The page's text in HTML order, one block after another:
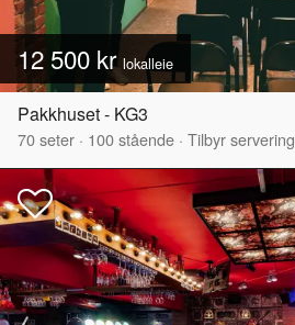
12 500 krlokalleie
Pakkhuset - KG3
70seter · 100stående · Tilbyr servering